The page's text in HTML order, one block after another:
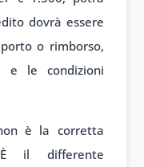
dovrà essere
o rimborso,
e le condizioni
è la corretta
È il differente